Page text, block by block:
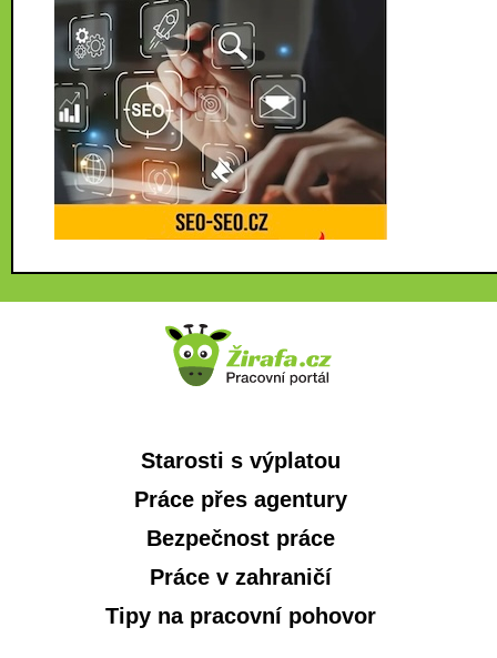
Starosti s výplatou
Práce přes agentury
Bezpečnost práce
Práce v zahraničí
Tipy na pracovní pohovor